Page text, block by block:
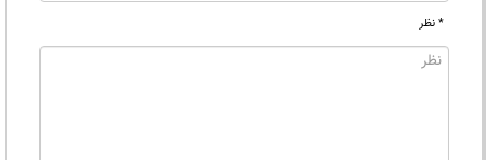
* نظر